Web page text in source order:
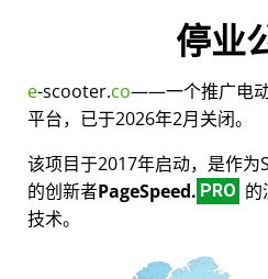
停业
e-scooter.co——一个推广电
平台，已于2026年2月关闭。
该项目于2017年启动，是作为
的创新者PageSpeed. PRO 的
技术。